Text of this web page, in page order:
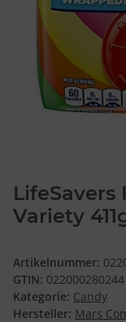
LifeSavers
Variety
Artikelnummer:
GTIN: 022000280244
Kategorie: Candy
Hersteller: Mars